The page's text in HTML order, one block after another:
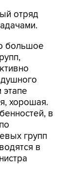
отряд
большое
хорошая.
в
групп
в